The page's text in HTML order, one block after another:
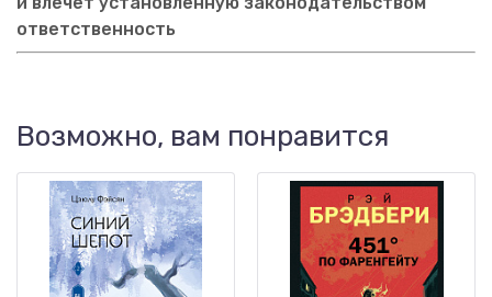
ответственность
Возможно, вам понравится